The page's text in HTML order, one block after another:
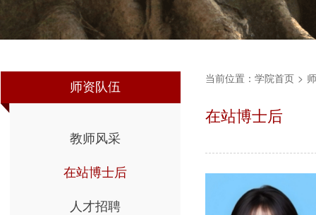
师资队伍
教师风采
在站博士后
人才招聘
当前位置： 学院首页 >
在站博士后